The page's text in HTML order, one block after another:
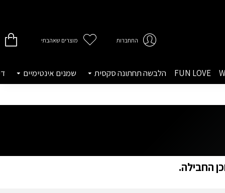
התחברות מוצרים שאהבתי
FUN LOVE הלבשה תחתונה סקסית שמנים אינטימיים
החבילה.